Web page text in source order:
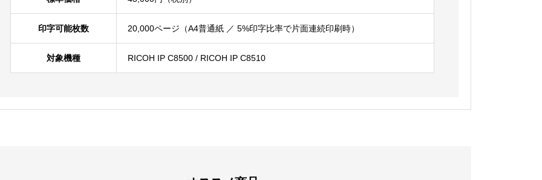
印字可能枚数 20,000ページ（A4普通紙 ／ 5%印字比率で片面連続印刷時）
対象機種 RICOH IP C8500 / RICOH IP C8510